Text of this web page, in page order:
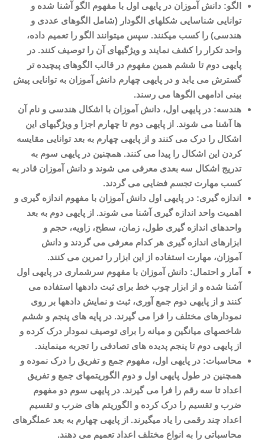
الگو: دانش آموزان در پایه­ی اول با مفهوم الگو آشنا شده و
توانایی شناسایی شکل­های الگودار (شامل الگوهای عددی و
هندسی) را کسب می­کنند. سپس می­توانند الگو را تعمیم داده،
واحد تکرار را کشف نمایند و ویژگی­های آن را توصیف کنند. در
پایه­ی دوم تا ششم همین مفهوم در قالب الگوهای پیچیده تر
گسترش می یابد و در پایه­ی چهارم دانش آموزان به توانایی پیش
بینی ادامه­ی الگوها می رسند.
هندسه: در پایه­ی اول، دانش آموزان با اشکال هندسی و نام­ آن
ها آشنا می شوند. از پایه­ی دوم تا چهارم اجزا و ویژگی­های این
اشکال را درک می کنند و از پایه­ی چهارم به بعد توانایی مقایسه
کردن این اشکال را پیدا می کنند. همچنین در پایه­ی سوم به
تدریج اشکال سه بعدی معرفی می شوند و دانش آموزان قادر به
کسب مهارت تجسم فضایی می گردند.
اندازه گیری: در پایه­ی اول دانش آموزان با مفهوم اندازه گیری و
اهمیت واحد اندازه گیری آشنا می شوند. از پایه­ی دوم به بعد
واحدهای اندازه گیری طول، زمان، سطح، زاویه، حجم و
ابزارهای اندازه گیری هر کدام معرفی می گردند و دانش
آموزان، مهارت استفاده از این ابزار را تمرین می کنند.
آمار و احتمال: دانش آموزان با مفهوم سرشماری در پایه­ی اول
آشنا شده و از ابزار چوب خط برای ثبت داده­ها استفاده می
کنند و از پایه­­ی دوم جمع آوری، ثبت و نمایش داده­ها بر روی
نمودارهای مختلف را فرا می گیرند. در پایه­ های پنجم و ششم
شاخص­های میانگین و میانه را برای توصیف نمودار درک کرده و
از پایه­ی دوم تا پنجم پدیده های تصادفی را تجربه می­نمایند.
محاسبات: در پایه­ی اول، مفهوم جمع و تفریق را درک نموده و
همچنین در طول پایه­ی اول و دوم الگوریتم­های جمع و تفریق
اعداد تا سه رقم را فرا می گیرند. در پایه­ی سوم دو مفهوم
ضرب و تقسیم را درک کرده و الگوریتم های ضرب و تقسیم
اعداد چند رقمی را یاد می­گیرند. از پایه­ی چهارم به بعد عملگرهای
محاسباتی را به انواع مختلف اعداد تعمیم می دهند.